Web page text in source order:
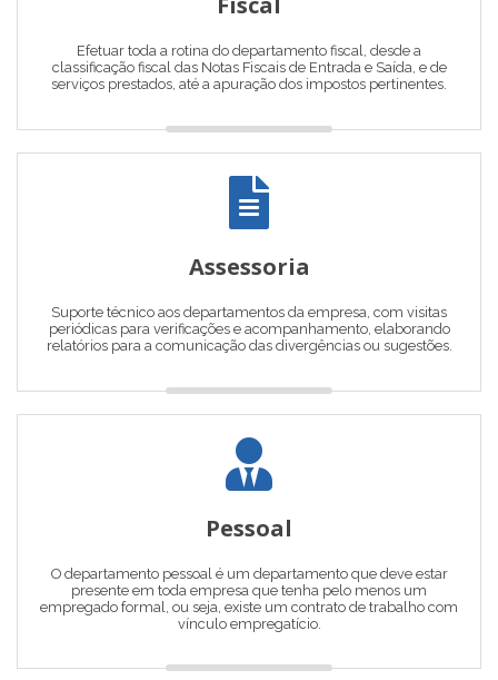
Efetuar toda a rotina do departamento fiscal, desde a
classificação fiscal das Notas Fiscais de Entrada e Saída, e de
serviços prestados, até a apuração dos impostos pertinentes.
Assessoria
Suporte técnico aos departamentos da empresa, com visitas
periódicas para verificações e acompanhamento, elaborando
relatórios para a comunicação das divergências ou sugestões.
Pessoal
O departamento pessoal é um departamento que deve estar
presente em toda empresa que tenha pelo menos um
empregado formal, ou seja, existe um contrato de trabalho com
vínculo empregatício.